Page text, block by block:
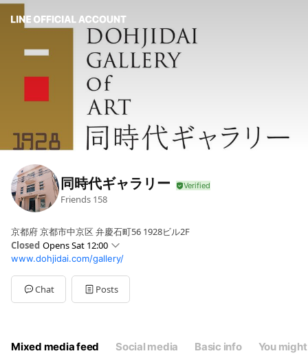
同時代ギャラリー
Friends 158
京都府 京都市中京区 弁慶石町56 1928ビル2F
Closed Opens Sat 12:00
Sun12:00 - 19:00
MonClosed
Tue12:00 - 19:00
Wed12:00 - 19:00
Sat
12:00 - 19:00
定休日：月曜日（祭日の場合は開廊）
www.dohjidai.com/gallery/
Chat Posts
Mixed media feed Social media Basic info You